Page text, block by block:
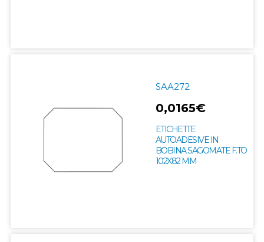
SAA272
0,0165€
ETICHETTE
AUTOADESIVE IN
BOBINA SAGOMATE F.TO
102X82 MM